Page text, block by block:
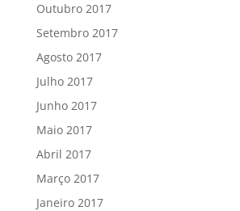
Outubro 2017
Setembro 2017
Agosto 2017
Julho 2017
Junho 2017
Maio 2017
Abril 2017
Março 2017
Janeiro 2017